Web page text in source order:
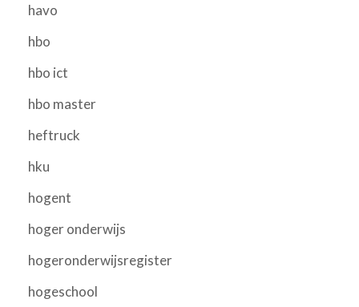
havo
hbo
hbo ict
hbo master
heftruck
hku
hogent
hoger onderwijs
hogeronderwijsregister
hogeschool